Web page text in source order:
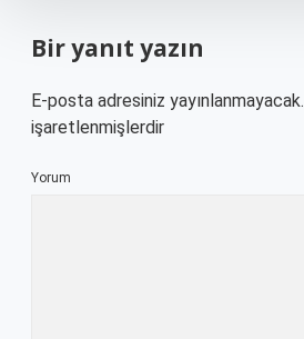
Bir yanıt yazın
E-posta adresiniz yayınlanmayacak.
işaretlenmişlerdir
Yorum